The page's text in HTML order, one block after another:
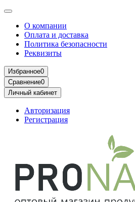
О компании
Оплата и доставка
Политика безопасности
Реквизиты
Избранное0
Сравнение0
Личный кабинет
Авторизация
Регистрация